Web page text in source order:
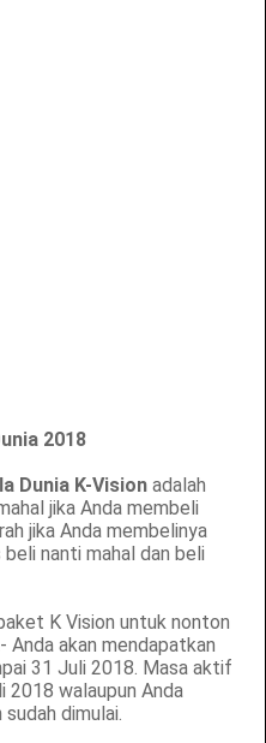
2018
Dunia K-Vision adalah
jika Anda membeli
jika Anda membelinya
nanti mahal dan beli
K Vision untuk nonton
Anda akan mendapatkan
31 Juli 2018. Masa aktif
2018 walaupun Anda
dimulai.